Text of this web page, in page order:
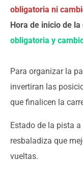
obligatoria ni
Hora de inicio de
obligatoria y
Para organizar la
invertiran las
que finalicen la
Estado de la pista
resbaladiza que
vueltas.